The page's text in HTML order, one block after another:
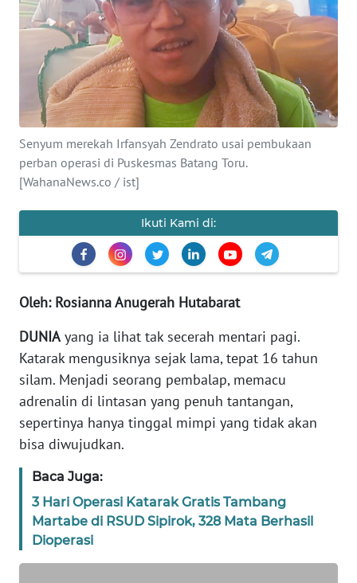
Senyum merekah Irfansyah Zendrato usai pembukaan
perban operasi di Puskesmas Batang Toru.
[WahanaNews.co / ist]
Ikuti Kami di:
Oleh: Rosianna Anugerah Hutabarat
DUNIAyang ia lihat tak secerah mentari pagi.
Katarak mengusiknya sejak lama, tepat 16 tahun
silam. Menjadi seorang pembalap, memacu
adrenalin di lintasan yang penuh tantangan,
sepertinya hanya tinggal mimpi yang tidak akan
bisa diwujudkan.
Baca Juga:
3 Hari Operasi Katarak Gratis Tambang
Martabe di RSUD Sipirok, 328 Mata Berhasil
Dioperasi
INDEKS
BERITA
KONTAK
KAMI
INFO
IKLAN
TENTANG
PEDOMAN
KARIR
DISCLAIMER
Wahana
News
Regional
WN
SUMUT